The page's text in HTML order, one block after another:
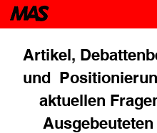
Artikel,
und
aktuellen